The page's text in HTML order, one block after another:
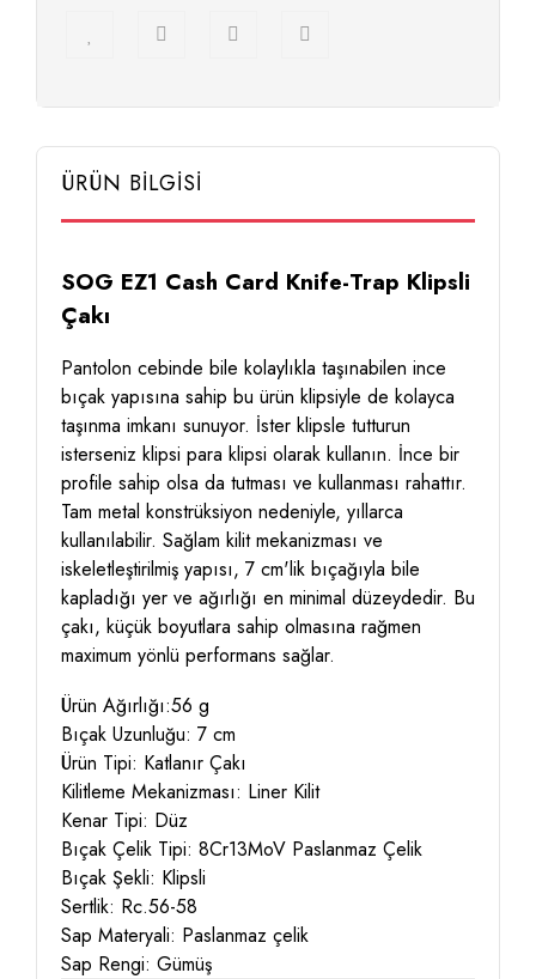
ÜRÜN BİLGİSİ
SOG EZ1 Cash Card Knife-Trap Klipsli
Çakı
Pantolon cebinde bile kolaylıkla taşınabilen ince
bıçak yapısına sahip bu ürün klipsiyle de kolayca
taşınma imkanı sunuyor. İster klipsle tutturun
isterseniz klipsi para klipsi olarak kullanın. İnce bir
profile sahip olsa da tutması ve kullanması rahattır.
Tam metal konstrüksiyon nedeniyle, yıllarca
kullanılabilir. Sağlam kilit mekanizması ve
iskeletleştirilmiş yapısı, 7 cm'lik bıçağıyla bile
kapladığı yer ve ağırlığı en minimal düzeydedir. Bu
çakı, küçük boyutlara sahip olmasına rağmen
maximum yönlü performans sağlar.
Ürün Ağırlığı:56 g
Bıçak Uzunluğu: 7 cm
Ürün Tipi: Katlanır Çakı
Kilitleme Mekanizması: Liner Kilit
Kenar Tipi: Düz
Bıçak Çelik Tipi: 8Cr13MoV Paslanmaz Çelik
Bıçak Şekli: Klipsli
Sertlik: Rc.56-58
Sap Materyali: Paslanmaz çelik
Sap Rengi: Gümüş